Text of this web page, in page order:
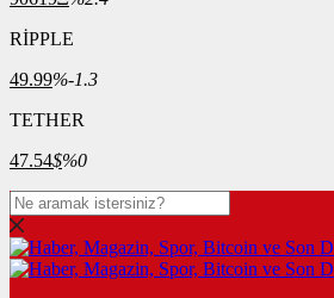
RİPPLE
49.99%-1.3
TETHER
47.54$%0